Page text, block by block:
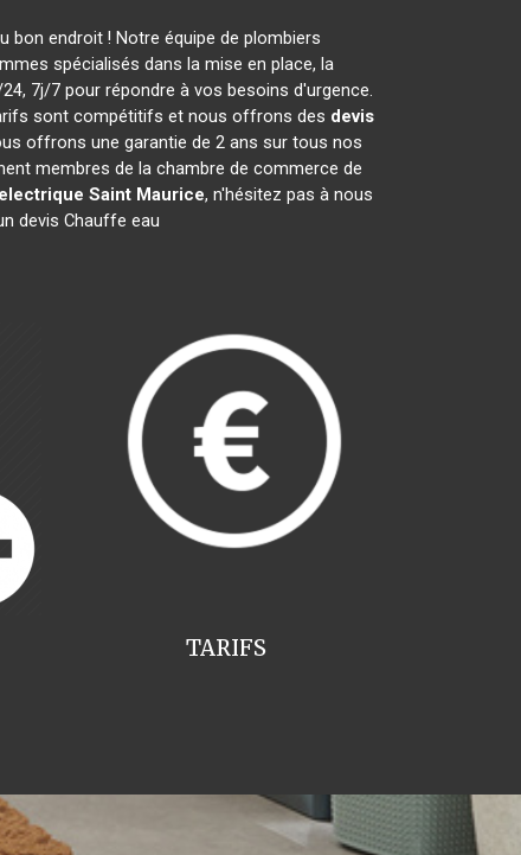
bon endroit ! Notre équipe de plombiers
spécialisés dans la mise en place, la
7j/7 pour répondre à vos besoins d'urgence.
sont compétitifs et nous offrons des devis
offrons une garantie de 2 ans sur tous nos
membres de la chambre de commerce de
Saint Maurice, n'hésitez pas à nous
devis Chauffe eau
TARIFS